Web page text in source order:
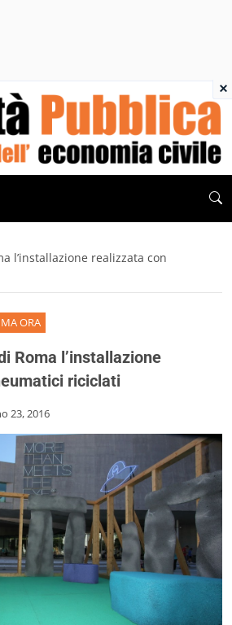
l’installazione realizzata con
ORA
Roma l’installazione
riciclati
23, 2016
×